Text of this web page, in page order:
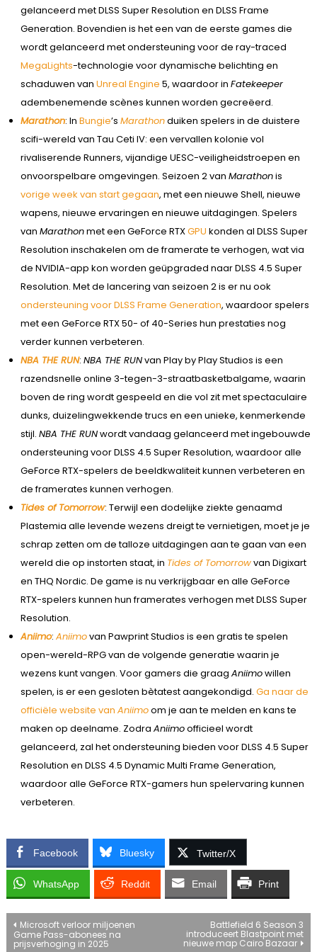
gelanceerd met DLSS Super Resolution en DLSS Frame
Generation. Bovendien is het een van de eerste games die
wordt gelanceerd met ondersteuning voor de ray-traced
MegaLights-technologie voor dynamische belichting en
schaduwen van Unreal Engine 5, waardoor in Fatekeeper
adembenemende scènes kunnen worden gecreëerd.
Marathon: In Bungie’s Marathonduiken spelers in de duistere
scifi-wereld van Tau Ceti IV: een vervallen kolonie vol
rivaliserende Runners, vijandige UESC-veiligheidstroepen en
onvoorspelbare omgevingen. Seizoen 2 van Marathonis
vorige week van start gegaan, met een nieuwe Shell, nieuwe
wapens, nieuwe ervaringen en nieuwe uitdagingen. Spelers
van Marathonmet een GeForce RTXGPU konden al DLSS Super
Resolution inschakelen om de framerate te verhogen, wat via
de NVIDIA-app kon worden geüpgraded naar DLSS 4.5 Super
Resolution. Met de lancering van seizoen 2 is er nu ook
ondersteuning voor DLSS Frame Generation, waardoor spelers
met een GeForce RTX 50- of 40-Series hun prestaties nog
verder kunnen verbeteren.
NBA THE RUN: NBA THE RUNvan Play by Play Studios is een
razendsnelle online 3-tegen-3-straatbasketbalgame, waarin
boven de ring wordt gespeeld en die vol zit met spectaculaire
dunks, duizelingwekkende trucs en een unieke, kenmerkende
stijl. NBA THE RUNwordt vandaag gelanceerd met ingebouwde
ondersteuning voor DLSS 4.5 Super Resolution, waardoor alle
GeForce RTX-spelers de beeldkwaliteit kunnen verbeteren en
de framerates kunnen verhogen.
Tides of Tomorrow: Terwijl een dodelijke ziekte genaamd
Plastemia alle levende wezens dreigt te vernietigen, moet je je
schrap zetten om de talloze uitdagingen aan te gaan van een
wereld die op instorten staat, in Tides of Tomorrowvan Digixart
en THQ Nordic. De game is nu verkrijgbaar en alle GeForce
RTX-spelers kunnen hun framerates verhogen met DLSS Super
Resolution.
Aniimo: Aniimovan Pawprint Studios is een gratis te spelen
open-wereld-RPG van de volgende generatie waarin je
wezens kunt vangen. Voor gamers die graag Aniimowillen
spelen, is er een gesloten bètatest aangekondigd. Ga naar de
officiële website van Aniimoom je aan te melden en kans te
maken op deelname. Zodra Aniimoofficieel wordt
gelanceerd, zal het ondersteuning bieden voor DLSS 4.5 Super
Resolution en DLSS 4.5 Dynamic Multi Frame Generation,
waardoor alle GeForce RTX-gamers hun spelervaring kunnen
verbeteren.
Facebook Bluesky Twitter/X
WhatsApp Reddit Email Print
Bericht
Microsoft verloor miljoenen
Game Pass-abonees na
prijsverhoging in 2025
Battlefield 6 Season 3
introduceert Blastpoint met
nieuwe map Cairo Bazaar